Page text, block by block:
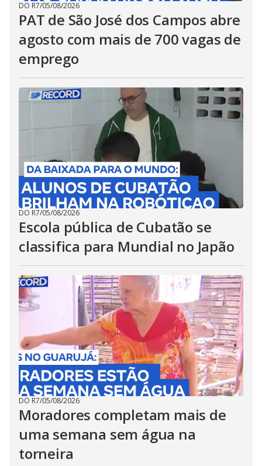
DO R7/05/08/2026
PAT de São José dos Campos abre
agosto com mais de 700 vagas de
emprego
DO R7/05/08/2026
Escola pública de Cubatão se
classifica para Mundial no Japão
DO R7/05/08/2026
Moradores completam mais de
uma semana sem água na
torneira